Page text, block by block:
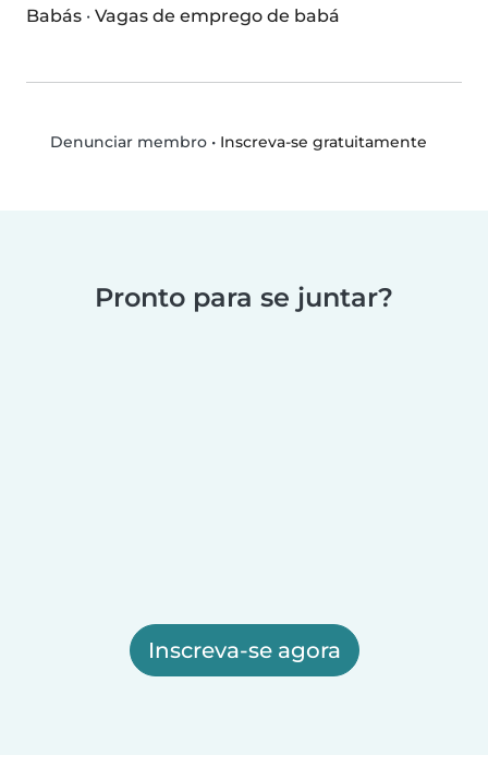
Babás · Vagas de emprego de babá
Denunciar membro• Inscreva-se gratuitamente
Pronto para se juntar?
Inscreva-se agora